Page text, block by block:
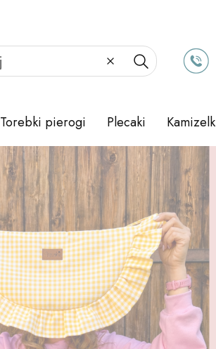
Wyczyść
Szukaj
Torebki pierogi Plecaki